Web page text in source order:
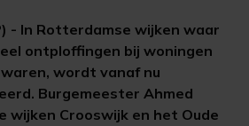
- In Rotterdamse wijken waar
ontploffingen bij woningen
wordt vanaf nu
Burgemeester Ahmed
wijken Crooswijk en het Oude